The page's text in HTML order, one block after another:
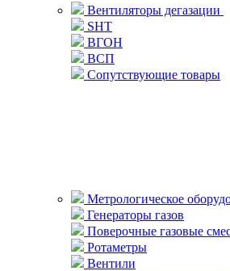
Вентиляторы дегазации
SHT
ВГОН
ВСП
Сопутствующие товары
Метрологическое
Генераторы газов
Поверочные газовые
Ротаметры
Вентили